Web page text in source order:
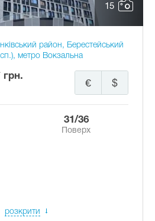
15
район, Берестейський
метро Вокзальна
грн.
$
€
31/36
Поверх
розкрити